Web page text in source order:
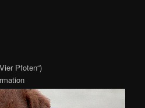
Pfoten“)